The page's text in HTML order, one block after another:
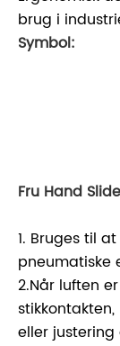
brug i
Symbol:
Fru Hand
1. Bruges til
pneumatiske
2.Når luften
eller